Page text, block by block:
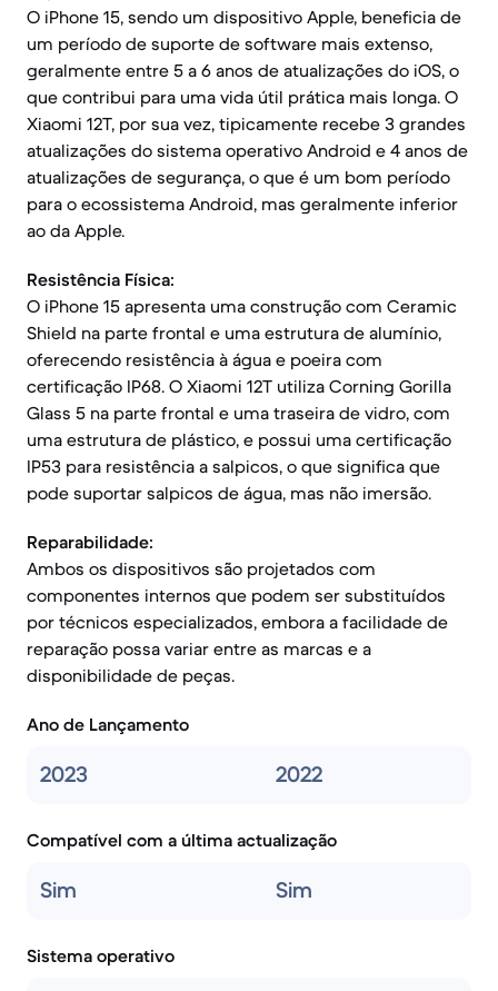
O iPhone 15, sendo um dispositivo Apple, beneficia de
um período de suporte de software mais extenso,
geralmente entre 5 a 6 anos de atualizações do iOS, o
que contribui para uma vida útil prática mais longa. O
Xiaomi 12T, por sua vez, tipicamente recebe 3 grandes
atualizações do sistema operativo Android e 4 anos de
atualizações de segurança, o que é um bom período
para o ecossistema Android, mas geralmente inferior
ao da Apple.
Resistência Física:
O iPhone 15 apresenta uma construção com Ceramic
Shield na parte frontal e uma estrutura de alumínio,
oferecendo resistência à água e poeira com
certificação IP68. O Xiaomi 12T utiliza Corning Gorilla
Glass 5 na parte frontal e uma traseira de vidro, com
uma estrutura de plástico, e possui uma certificação
IP53 para resistência a salpicos, o que significa que
pode suportar salpicos de água, mas não imersão.
Reparabilidade:
Ambos os dispositivos são projetados com
componentes internos que podem ser substituídos
por técnicos especializados, embora a facilidade de
reparação possa variar entre as marcas e a
disponibilidade de peças.
Ano de Lançamento
2023 2022
Compatível com a última actualização
Sim Sim
Sistema operativo